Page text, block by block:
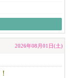
2026年08月01日(土)